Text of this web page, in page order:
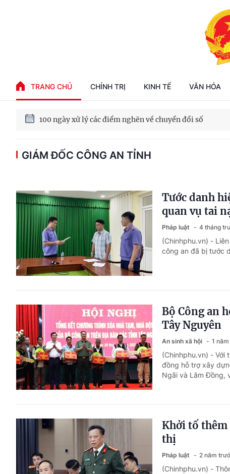
TRANG CHỦ CHÍNH TRỊ KINH TẾ VĂN HÓA
100 ngày xử lý các điểm nghẽn về chuyển đổi số
Phát triển kinh tế nhà nước trong kỷ nguyên mới
GIÁM ĐỐC CÔNG AN TỈNH
Tước danh
quan vụ tai
Pháp luật 4 tháng
(Chinhphu.vn) -
công an đã bị tước
Bộ Công an
Tây Nguyên
An sinh xã hội 1
(Chinhphu.vn) - Với
đồng hỗ trợ xây
Ngãi và Lâm Đồng,
Khởi tố thêm
thị
Pháp luật 2 năm
(Chinhphu.vn) -